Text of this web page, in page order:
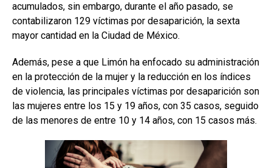
acumulados, sin embargo, durante el año pasado, se
contabilizaron 129 víctimas por desaparición, la sexta
mayor cantidad en la Ciudad de México.
Además, pese a que Limón ha enfocado su administración
en la protección de la mujer y la reducción en los índices
de violencia, las principales víctimas por desaparición son
las mujeres entre los 15 y 19 años, con 35 casos, seguido
de las menores de entre 10 y 14 años, con 15 casos más.